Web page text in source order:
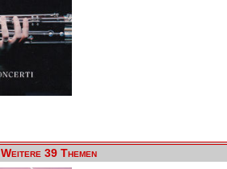
Weitere 39 Themen